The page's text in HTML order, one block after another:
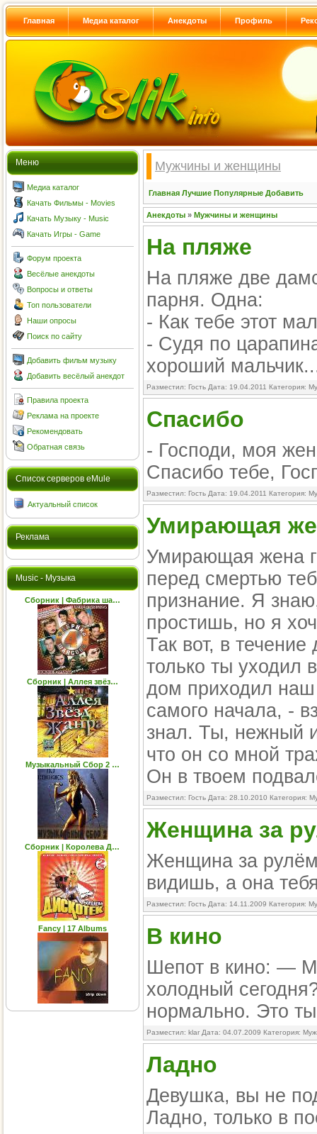
Главная Медиа каталог Анекдоты Профиль
Меню
Медиа каталог
Качать Фильмы - Movies
Качать Музыку - Music
Качать Игры - Game
Форум проекта
Весёлые анекдоты
Вопросы и ответы
Топ пользователи
Наши опросы
Поиск по сайту
Добавить фильм музыку
Добавить весёлый анекдот
Правила проекта
Реклама на проекте
Рекомендовать
Обратная связь
Cписок серверов eMule
Актуальный список
Реклама
Music - Музыка
Сборник | Фабрика ша…
Сборник | Аллея звёз…
Музыкальный Сбор 2 …
Сборник | Королева Д…
Fancy | 17 Albums
Мужчины и женщины
Главная Лучшие Популярные Добавить
Анекдоты » Мужчины и женщины
На пляже
На пляже две
парня. Одна:
- Как тебе этот
- Судя по
хороший
Разместил: Гость Дата: 19.04.2011 Категория:
Спасибо
- Господи, моя
Спасибо тебе,
Разместил: Гость Дата: 19.04.2011 Категория:
Умирающая
Умирающая жена
перед смертью
признание. Я
простишь, но я
Так вот, в течение
только ты уходил
дом приходил наш
самого начала, -
знал. Ты, нежный
что он со мной
Он в твоем
Разместил: Гость Дата: 28.10.2010 Категория:
Женщина за
Женщина за рулём
видишь, а она
Разместил: Гость Дата: 14.11.2009 Категория:
В кино
Шепот в кино: —
холодный
нормально. Это
Разместил: klar Дата: 04.07.2009 Категория:
Ладно
Девушка, вы не
Ладно, только в